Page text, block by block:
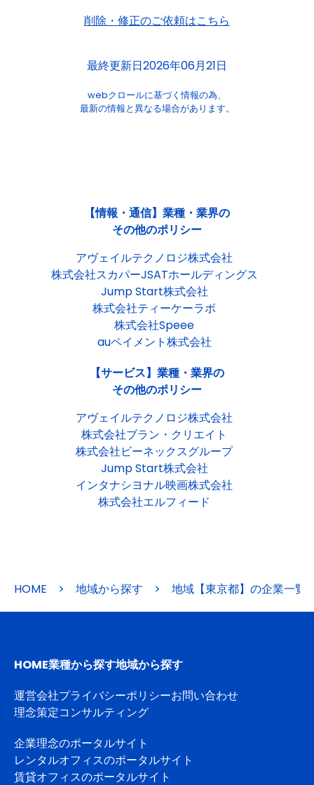
削除・修正のご依頼はこちら
最終更新日2026年06月21日
webクロールに基づく情報の為、
最新の情報と異なる場合があります。
【情報・通信】業種・業界の
その他のポリシー
アヴェイルテクノロジ株式会社
株式会社スカパーJSATホールディングス
Jump Start株式会社
株式会社ティーケーラボ
株式会社Speee
auペイメント株式会社
【サービス】業種・業界の
その他のポリシー
アヴェイルテクノロジ株式会社
株式会社ブラン・クリエイト
株式会社ビーネックスグループ
Jump Start株式会社
インタナシヨナル映画株式会社
株式会社エルフィード
HOME > 地域から探す > 地域【東京都】の企業一覧
HOME業種から探す地域から探す
運営会社プライバシーポリシーお問い合わせ
理念策定コンサルティング
企業理念のポータルサイト
レンタルオフィスのポータルサイト
賃貸オフィスのポータルサイト